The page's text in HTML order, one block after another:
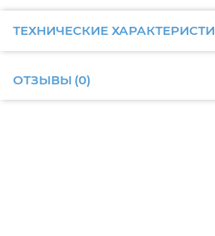
ТЕХНИЧЕСКИЕ
ОТЗЫВЫ (0)